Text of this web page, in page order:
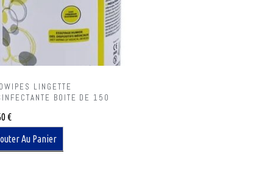
LINGETTE
BOITE DE 150
€
Au Panier